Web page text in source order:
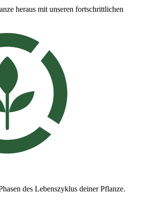
heraus mit unseren fortschrittlichen
des Lebenszyklus deiner Pflanze.